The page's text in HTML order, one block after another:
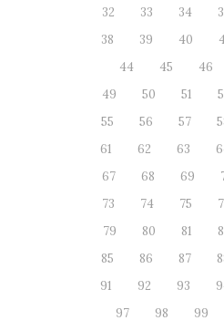
32
33 34
38
39 40
44
45 46
49
50 51
55
56 57
61
62 63
67
68 69
73
74 75
79
80 81
85
86 87
91
92 93
97
98 99